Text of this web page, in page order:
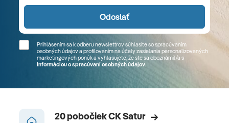
Odoslať
Prihlásením sa k odberu newslettrov súhlasíte so spracúvaním
osobných údajov a profilovaním na účely zasielania personalizovaných
marketingových ponúk a vyhlasujete, že ste sa oboznámil/a s
Informáciou o spracúvaní osobných údajov.
20 pobočiek CK Satur